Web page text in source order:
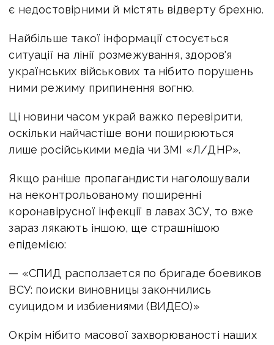
є недостовірними й містять відверту брехню.
Найбільше такої інформації стосується
ситуації на лінії розмежування, здоров'я
українських військових та нібито порушень
ними режиму припинення вогню.
Ці новини часом украй важко перевірити,
оскільки найчастіше вони поширюються
лише російськими медіа чи ЗМІ «Л/ДНР».
Якщо раніше пропагандисти наголошували
на неконтрольованому поширенні
коронавірусної інфекції в лавах ЗСУ, то вже
зараз лякають іншою, ще страшнішою
епідемією:
— «СПИД расползается по бригаде боевиков
ВСУ: поиски виновницы закончились
суицидом и избиениями (ВИДЕО)»
Окрім нібито масової захворюваності наших